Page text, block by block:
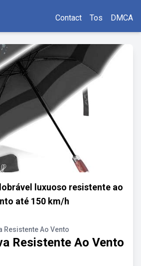
Contact Tos DMCA
luxuoso resistente ao
até 150 km/h
Resistente Ao Vento
Resistente Ao Vento